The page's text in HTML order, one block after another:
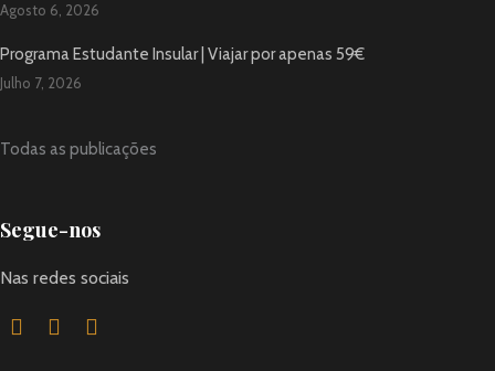
Agosto 6, 2026
Programa Estudante Insular | Viajar por apenas 59€
Julho 7, 2026
Todas as publicações
Segue-nos
Nas redes sociais